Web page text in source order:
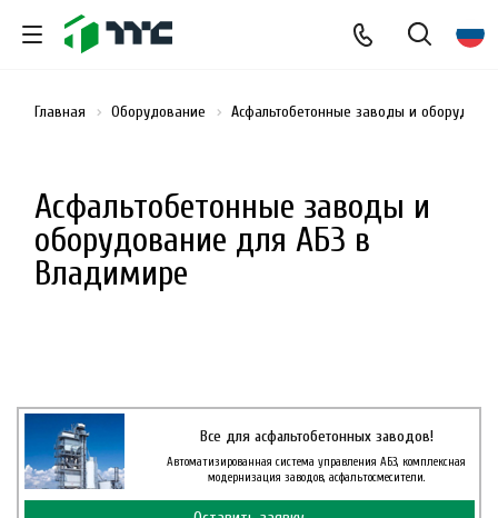
Асфальтобетонные заводы и
оборудование для АБЗ в
Владимире
Главная Оборудование Асфальтобетонные заводы и
Все для асфальтобетонных заводов!
Автоматизированная система управления АБЗ, комплексная
модернизация заводов, асфальтосмесители.